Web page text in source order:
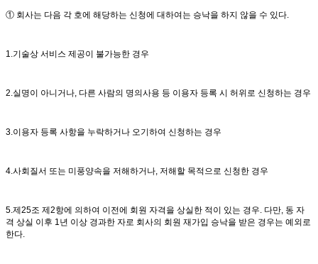
① 회사는 다음 각 호에 해당하는 신청에 대하여는 승낙을 하지 않을 수 있다.
1.기술상 서비스 제공이 불가능한 경우
2.실명이 아니거나, 다른 사람의 명의사용 등 이용자 등록 시 허위로 신청하는 경우
3.이용자 등록 사항을 누락하거나 오기하여 신청하는 경우
4.사회질서 또는 미풍양속을 저해하거나, 저해할 목적으로 신청한 경우
5.제25조 제2항에 의하여 이전에 회원 자격을 상실한 적이 있는 경우. 다만, 동 자
격 상실 이후 1년 이상 경과한 자로 회사의 회원 재가입 승낙을 받은 경우는 예외로
한다.